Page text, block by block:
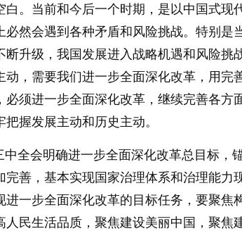
。当前和今后一个时期，是以中国式
然会遇到各种矛盾和风险挑战。特别
升级，我国发展进入战略机遇和风险
，需要我们进一步全面深化改革，用
须进一步全面深化改革，继续完善各
握发展主动和历史主动。
全会明确进一步全面深化改革总目标，
善，基本实现国家治理体系和治理能
一步全面深化改革的目标任务，要聚
民生活品质，聚焦建设美丽中国，聚